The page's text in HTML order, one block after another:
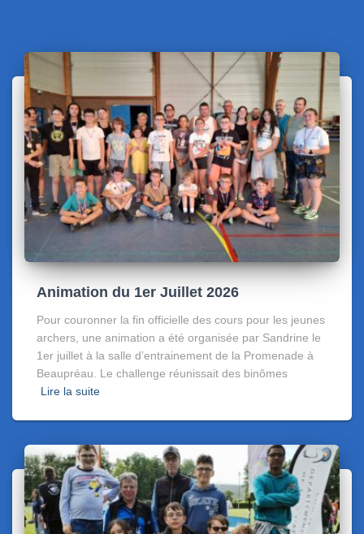
Animation du 1er Juillet 2026
Pour couronner la fin officielle des cours pour les jeunes
archers, une animation a été organisée par Sandrine le
1er juillet à la salle d’entrainement de la Promenade à
Beaupréau. Le challenge réunissait des binômes
Lire la suite